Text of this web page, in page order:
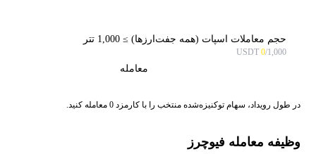
حجم معاملات اسپات (همه جفت‌ارزها) ≥ 1,000 تتر
0/1,000 USDT
معامله
در طول رویداد، سهام توکنیزه‌شده منتخب را با کارمزد 0 معامله کنید.
وظیفه معامله فیوچرز